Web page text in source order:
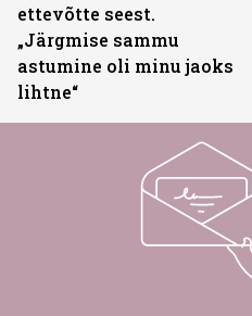
ettevõtte seest.
„Järgmise sammu
astumine oli minu jaoks
lihtne“